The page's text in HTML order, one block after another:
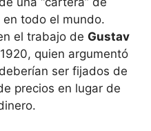
todo el mundo.
el ⁢trabajo de⁤ Gustav
⁤quien argumentó
ser fijados de
precios en lugar de